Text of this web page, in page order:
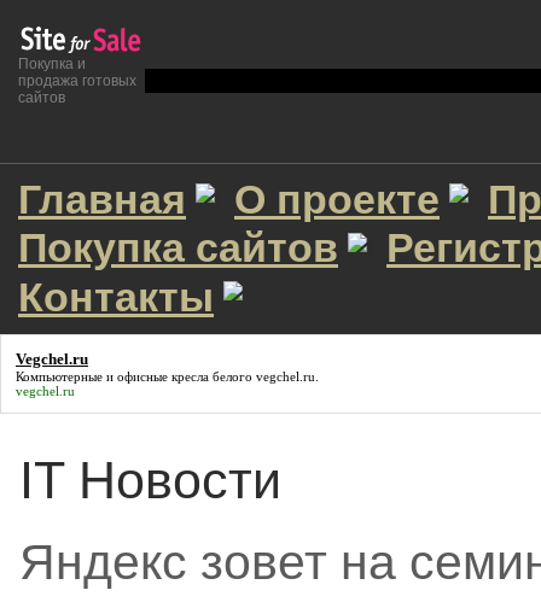
Покупка и
продажа готовых
сайтов
Главная О проекте
Покупка сайтов
Контакты
Vegchel.ru
Компьютерные и офисные кресла белого vegchel.ru
vegchel.ru
IT Новости
Яндекс зовет на